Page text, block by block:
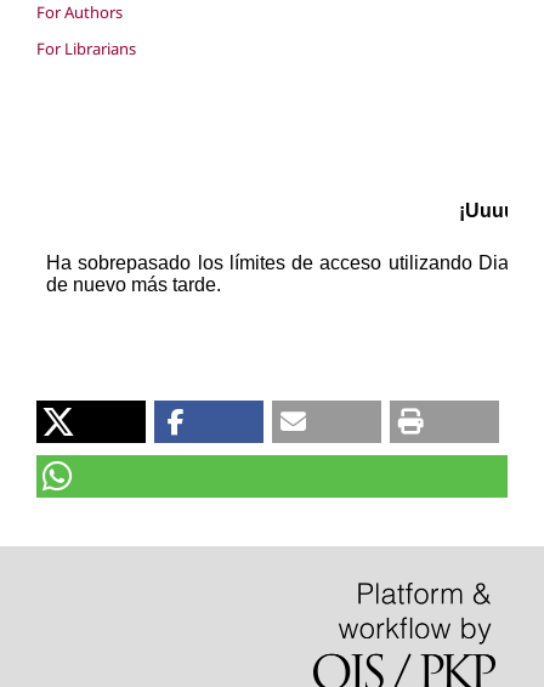
For Authors
For Librarians